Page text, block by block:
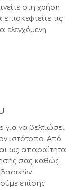
στη χρήση
τις
ελεγχόμενη
να βελτιώσει
ιστότοπο. Από
ως απαραίτητα
σας καθώς
βασικών
επίσης